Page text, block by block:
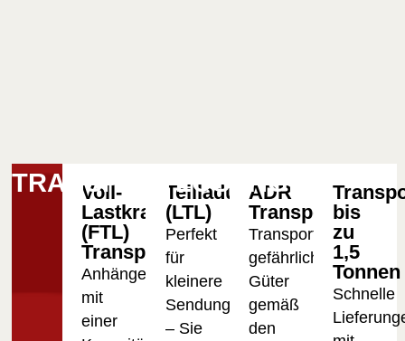
TRANSPORTLÖSUNGEN
Voll-
Lastkraftwagen
(FTL)
Transport
Anhänger
mit
einer
Teilladungstransport
(LTL)
Perfekt
für
kleinere
Sendungen
– Sie
ADR
Transport
Transport
gefährlicher
Güter
gemäß
den
bis
zu
1,5
Tonnen
Schnelle